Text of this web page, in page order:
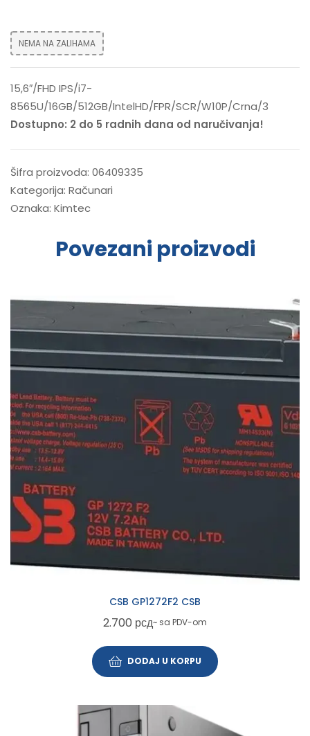
NEMA NA ZALIHAMA
15,6″/FHD IPS/i7-
8565U/16GB/512GB/IntelHD/FPR/SCR/W10P/Crna/3
Dostupno: 2 do 5 radnih dana od naručivanja!
Šifra proizvoda: 06409335
Kategorija: Računari
Oznaka: Kimtec
Povezani proizvodi
CSB GP1272F2 CSB
2.700 рсд~ sa PDV-om
DODAJ U KORPU